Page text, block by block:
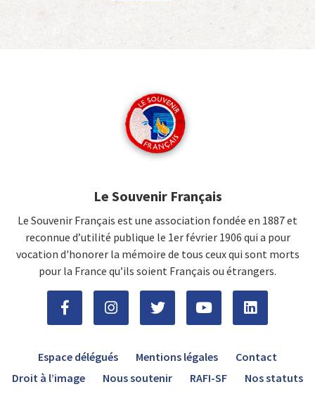
Le Souvenir Français
Le Souvenir Français est une association fondée en 1887 et
reconnue d’utilité publique le 1er février 1906 qui a pour
vocation d'honorer la mémoire de tous ceux qui sont morts
pour la France qu’ils soient Français ou étrangers.
Espace délégués Mentions légales
Contact
Droit à l’image
Nous soutenir RAFI-SF Nos statuts